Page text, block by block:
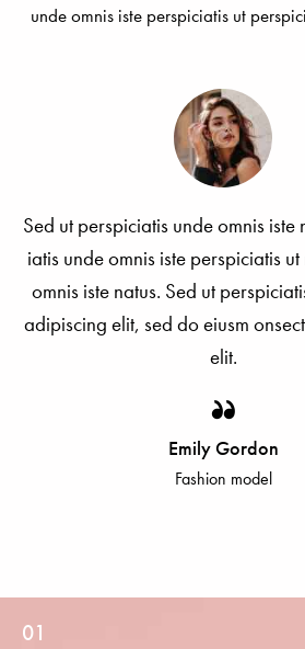
unde omnis iste perspiciatis ut
Sed ut perspiciatis unde omnis iste
iatis unde omnis iste perspiciatis
omnis iste natus. Sed ut
adipiscing elit, sed do eiusm
elit.
Emily Gordon
Fashion model
01